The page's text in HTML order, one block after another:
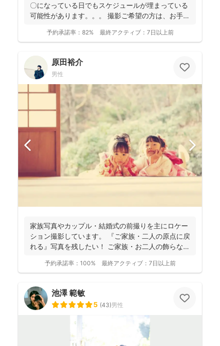
〇になっている日でもスケジュールが埋まっている
可能性があります。。。 撮影ご希望の方は、お手数
予約承諾率： 82% 最終アクティブ： 7日以上前
原田裕介
男性
家族写真やカップル・結婚式の前撮りを主にロケー
ション撮影しています。 『ご家族・二人の原点に戻
れる』写真を残したい！ ご家族・お二人の飾らない
予約承諾率： 100% 最終アクティブ： 7日以上前
池澤 範敏
5 (43)男性